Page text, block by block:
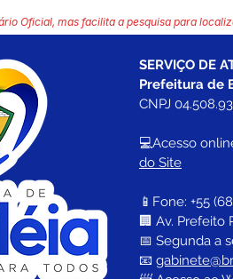
Oficial, mas facilita a pesquisa para
SERVIÇO DE
Prefeitura de
CNPJ
💻Acesso
do Site
📱Fone: +55
🏢 Av. Prefeito
📅 Segunda a
📧